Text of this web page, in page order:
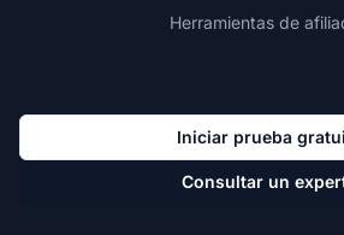
Herramientas de
Iniciar prueba
Consultar un